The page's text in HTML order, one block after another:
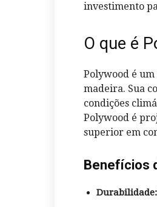
investimento
O que é
Polywood é
madeira. Sua
condições
Polywood é
superior em
Benefícios
Durabilidade: